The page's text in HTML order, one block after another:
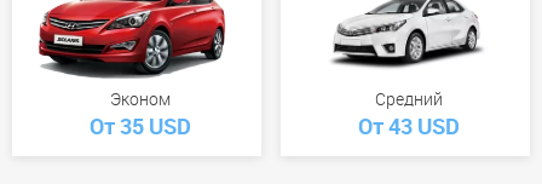
Эконом
От 35 USD
Средний
От 43 USD